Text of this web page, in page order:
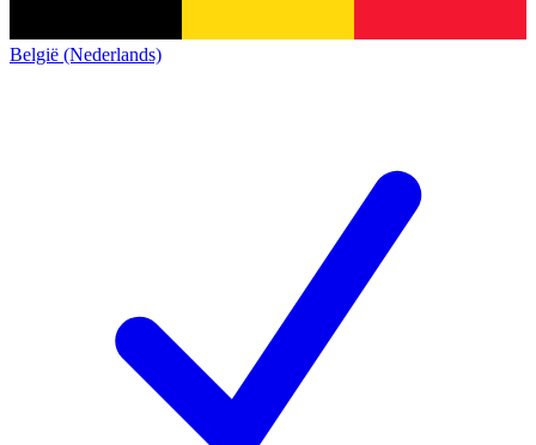
België (Nederlands)